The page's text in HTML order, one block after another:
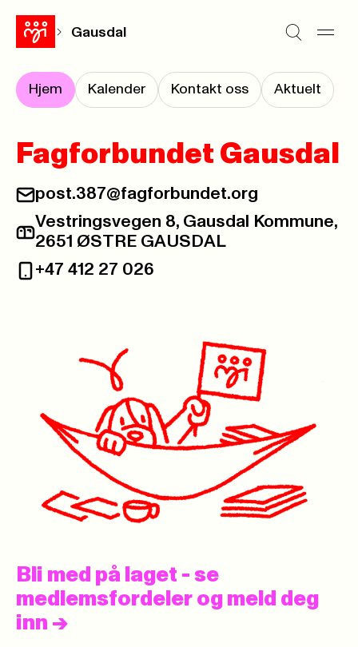
Gausdal
Hjem Kalender Kontakt oss Aktuelt
Fagforbundet Gausdal
E-post:
post.387@fagforbundet.org
Postadresse:
Vestringsvegen 8, Gausdal Kommune,
2651 ØSTRE GAUSDAL
Telefon:
+47 412 27 026
Bli med på laget - se
medlemsfordeler og meld deg
inn ->